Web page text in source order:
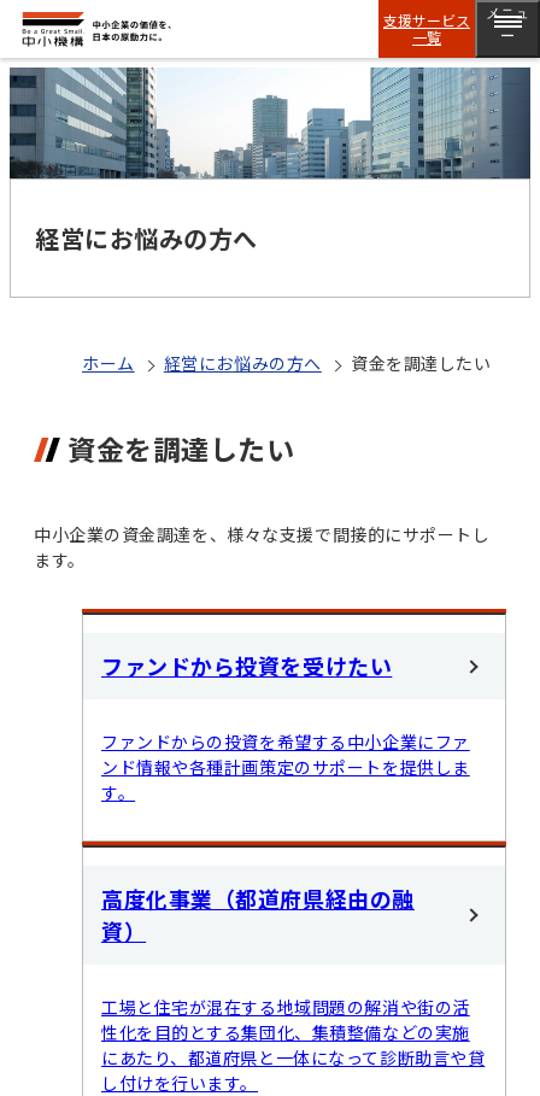
支援サービス
一覧
メニュ
ー
経営にお悩みの方へ
ホーム 経営にお悩みの方へ 資金を調達したい
資金を調達したい
中小企業の資金調達を、様々な支援で間接的にサポートし
ます。
ファンドから投資を受けたい
ファンドからの投資を希望する中小企業にファ
ンド情報や各種計画策定のサポートを提供しま
す。
高度化事業（都道府県経由の融
資）
工場と住宅が混在する地域問題の解消や街の活
性化を目的とする集団化、集積整備などの実施
にあたり、都道府県と一体になって診断助言や貸
し付けを行います。